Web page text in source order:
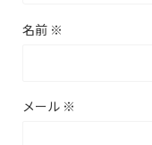
名前 ※
メール ※